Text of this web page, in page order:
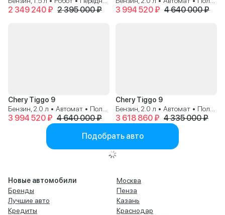
2 349 240 ₽ 2 395 000 ₽ 3 994 520 ₽ 4 640 000 ₽
Chery Tiggo 9
3 994 520 ₽ 4 640 000 ₽
Chery Tiggo 9
3 618 860 ₽ 4 335 000 ₽
Подобрать авто
Новые автомобили
Бренды
Лучшие авто
Кредиты
Москва
Пенза
Казань
Краснодар